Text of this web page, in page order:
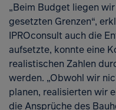
„Beim Budget liegen
gesetzten Grenzen“,
IPROconsult auch die
aufsetzte, konnte eine
realistischen Zahlen
werden. „Obwohl wir
planen, realisierten wir
die Ansprüche des